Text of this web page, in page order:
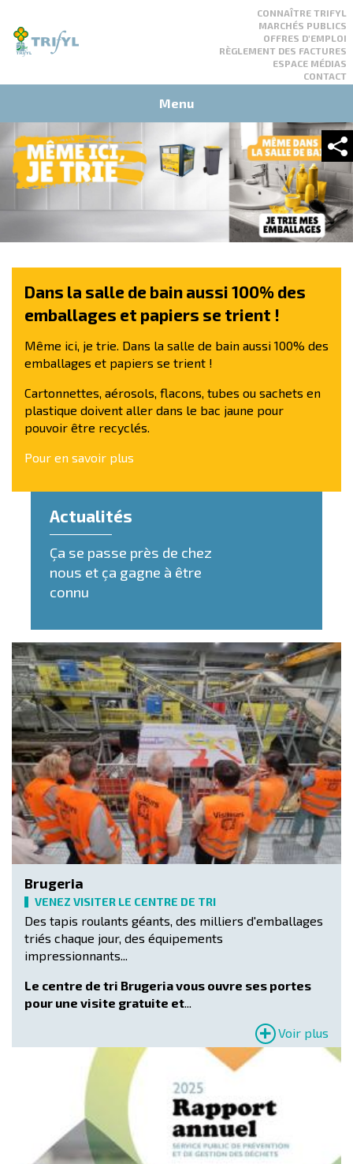
contenu
principal
CONNAÎTRE TRIFYL
MARCHÉS PUBLICS
OFFRES D'EMPLOI
RÈGLEMENT DES FACTURES
ESPACE MÉDIAS
CONTACT
Menu
Dans la salle de bain aussi 100% des
emballages et papiers se trient !
Même ici, je trie. Dans la salle de bain aussi 100% des
emballages et papiers se trient !
Cartonnettes, aérosols, flacons, tubes ou sachets en
plastique doivent aller dans le bac jaune pour
pouvoir être recyclés.
Pour en savoir plus
Actualités
Ça se passe près de chez
nous et ça gagne à être
connu
Brugeria
VENEZ VISITER LE CENTRE DE TRI
Des tapis roulants géants, des milliers d'emballages
triés chaque jour, des équipements
impressionnants...
Le centre de tri Brugeria vous ouvre ses portes
pour une visite gratuite et...
Voir plus